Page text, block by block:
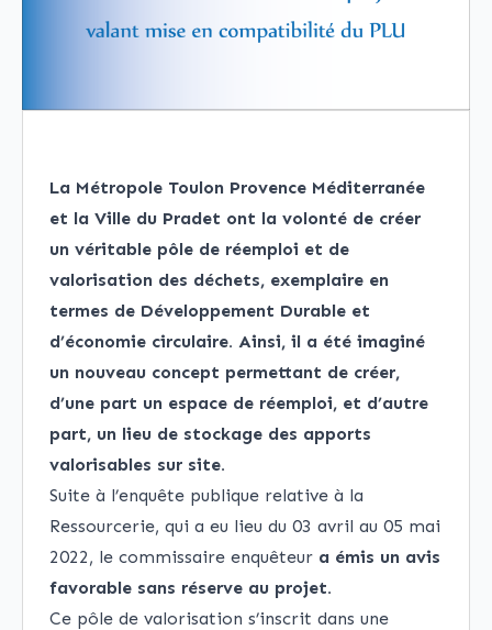
La Métropole Toulon Provence Méditerranée
et la Ville du Pradet ont la volonté de créer
un véritable pôle de réemploi et de
valorisation des déchets, exemplaire en
termes de Développement Durable et
d’économie circulaire. Ainsi, il a été imaginé
un nouveau concept permettant de créer,
d’une part un espace de réemploi, et d’autre
part, un lieu de stockage des apports
valorisables sur site.
Suite à l’enquête publique relative à la
Ressourcerie, qui a eu lieu du 03 avril au 05 mai
2022, le commissaire enquêteur a émis un avis
favorable sans réserve au projet.
Ce pôle de valorisation s’inscrit dans une